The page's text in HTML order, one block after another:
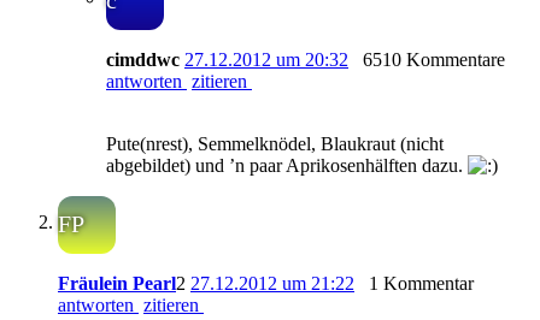
cimddwc 27.12.2012 um 20:32
6510 Kommentare
antworten zitieren
Pute(nrest), Semmelknödel, Blaukraut (nicht
abgebildet) und ’n paar Aprikosenhälften dazu.
FP
Fräulein Pearl2 27.12.2012 um 21:22
1 Kommentar
antworten zitieren